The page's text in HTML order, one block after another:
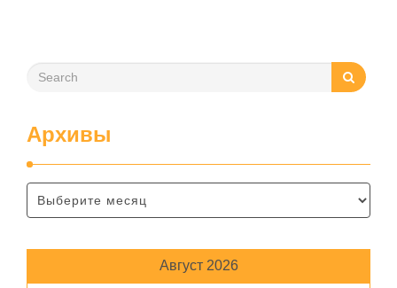
Архивы
Август 2026